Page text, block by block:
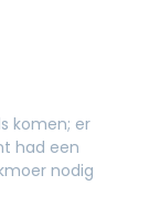
komen; er
had een
nodig